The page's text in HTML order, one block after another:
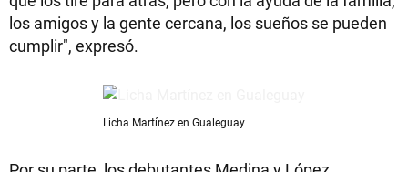
los amigos y la gente cercana, los sueños se pueden
cumplir", expresó.
Licha Martínez en Gualeguay